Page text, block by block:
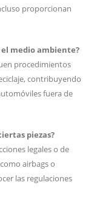
proporcionan
el medio ambiente?
procedimientos
contribuyendo
fuera de
piezas?
legales o de
airbags o
las regulaciones